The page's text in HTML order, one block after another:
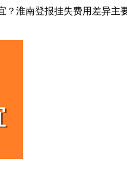
？淮南登报挂失费用差异